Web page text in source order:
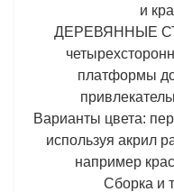
и
ДЕРЕВЯННЫЕ
платформы
Варианты цвета:
используя акрил
например
Сборка и